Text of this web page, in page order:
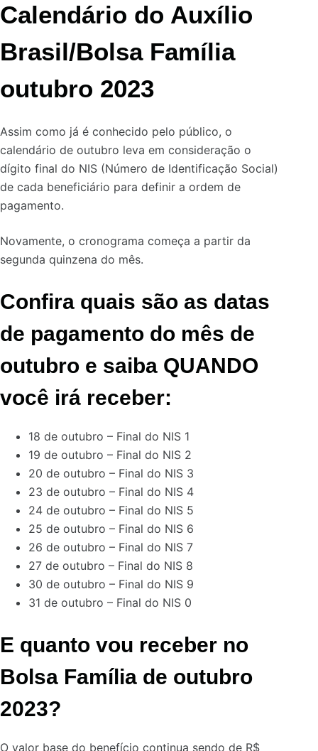
Calendário do Auxílio
Brasil/Bolsa Família
outubro 2023
Assim como já é conhecido pelo público, o
calendário de outubro leva em consideração o
dígito final do NIS (Número de Identificação Social)
de cada beneficiário para definir a ordem de
pagamento.
Novamente, o cronograma começa a partir da
segunda quinzena do mês.
Confira quais são as datas
de pagamento do mês de
outubro e saiba QUANDO
você irá receber:
18 de outubro – Final do NIS 1
19 de outubro – Final do NIS 2
20 de outubro – Final do NIS 3
23 de outubro – Final do NIS 4
24 de outubro – Final do NIS 5
25 de outubro – Final do NIS 6
26 de outubro – Final do NIS 7
27 de outubro – Final do NIS 8
30 de outubro – Final do NIS 9
31 de outubro – Final do NIS 0
E quanto vou receber no
Bolsa Família de outubro
2023?
O valor base do benefício continua sendo de R$